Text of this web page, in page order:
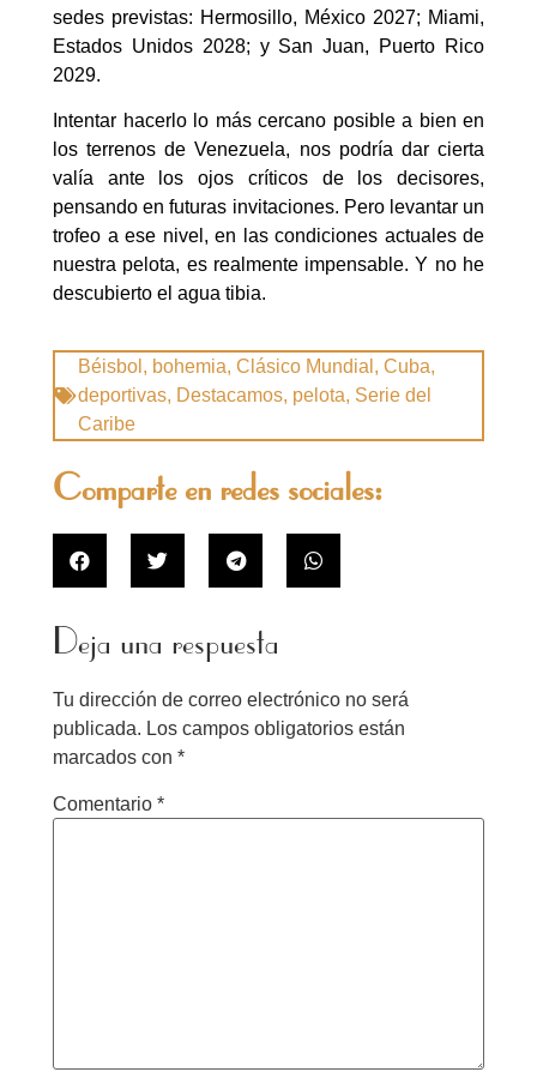
sedes previstas: Hermosillo, México 2027; Miami,
Estados Unidos 2028; y San Juan, Puerto Rico
2029.
Intentar hacerlo lo más cercano posible a bien en
los terrenos de Venezuela, nos podría dar cierta
valía ante los ojos críticos de los decisores,
pensando en futuras invitaciones. Pero levantar un
trofeo a ese nivel, en las condiciones actuales de
nuestra pelota, es realmente impensable. Y no he
descubierto el agua tibia.
Béisbol , bohemia, Clásico Mundial , Cuba,
deportivas, Destacamos, pelota, Serie del
Caribe
Comparte en redes sociales:
Deja una respuesta
Tu dirección de correo electrónico no será
publicada. Los campos obligatorios están
marcados con *
Comentario *